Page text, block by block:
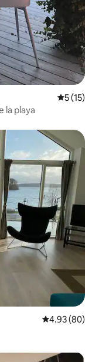
5 (15)
la playa
Calificación
4.93 (80)